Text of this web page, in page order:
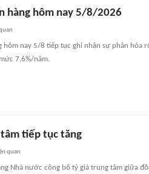
hàng hôm nay 5/8/2026
hôm nay 5/8 tiếp tục ghi nhận sự phân hóa
7,6%/năm.
tiếp tục tăng
quan
Nhà nước công bố tỷ giá trung tâm giữa